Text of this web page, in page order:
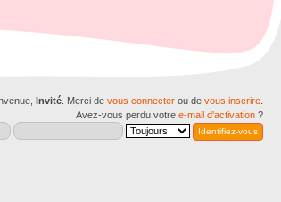
Invité . Merci de vous connecter ou de vous inscrire
Avez-vous perdu votre e-mail d'activation ?